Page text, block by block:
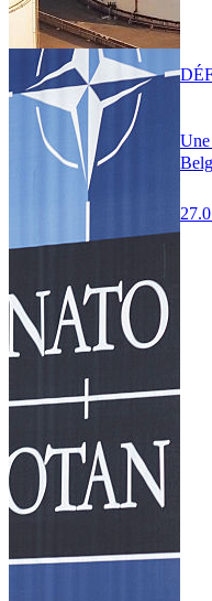
Une